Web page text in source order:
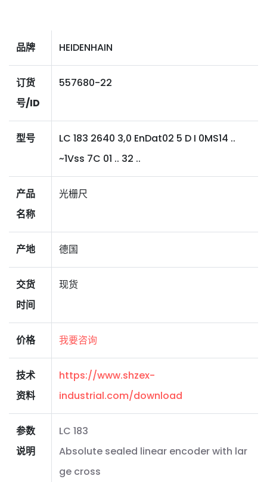
品牌 HEIDENHAIN
订货
号/ID
557680-22
型号
LC 183 2640 3,0 EnDat02 5 D I 0MS14 ..
~1Vss 7C 01 .. 32 ..
产品
名称
光栅尺
产地 德国
交货
时间
现货
价格 我要咨询
技术
资料
https://www.shzex-
industrial.com/download
参数
说明
LC 183
Absolute sealed linear encoder with lar
ge cross